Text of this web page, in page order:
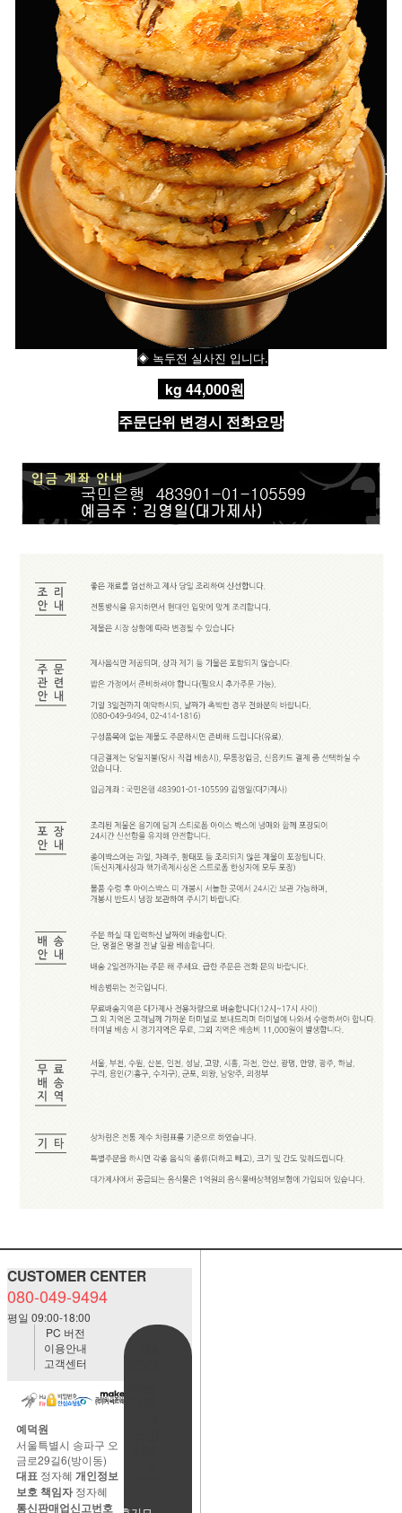
◈ 녹두전 실사진 입니다.
kg 44,000원
주문단위 변경시 전화요망
CUSTOMER CENTER
080-049-9494
평일 09:00-18:00
PC 버전
이용안내
고객센터
예덕원
서울특별시 송파구 오
금로29길6(방이동)
대표 정자혜 개인정보
보호 책임자정자혜
통신판매업신고번호